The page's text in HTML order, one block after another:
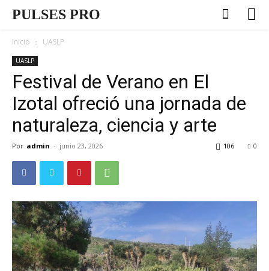
PULSES PRO
Inicio UASLP
UASLP
Festival de Verano en El
Izotal ofreció una jornada de
naturaleza, ciencia y arte
Por admin - junio 23, 2026 0
106